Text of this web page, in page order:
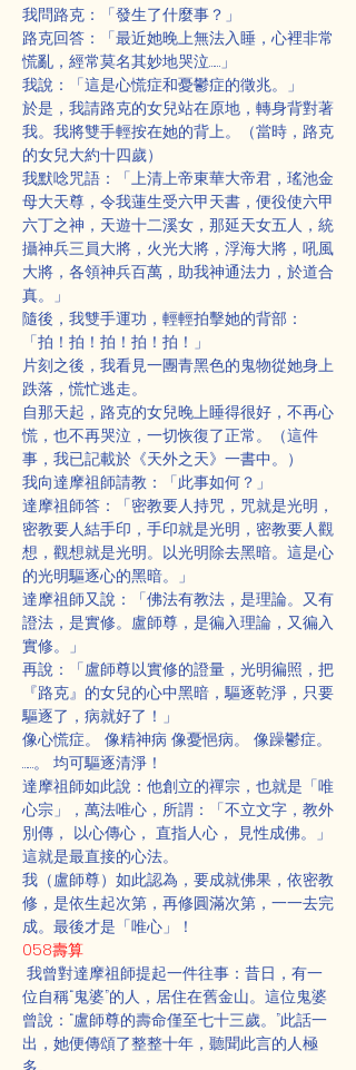
我問路克：「發生了什麼事？」
路克回答：「最近她晚上無法入睡，心裡非常
慌亂，經常莫名其妙地哭泣……」
我說：「這是心慌症和憂鬱症的徵兆。」
於是，我請路克的女兒站在原地，轉身背對著
我。我將雙手輕按在她的背上。（當時，路克
的女兒大約十四歲）
我默唸咒語：「上清上帝東華大帝君，瑤池金
母大天尊，令我蓮生受六甲天書，便役使六甲
六丁之神，天遊十二溪女，那延天女五人，統
攝神兵三員大將，火光大將，浮海大將，吼風
大將，各領神兵百萬，助我神通法力，於道合
真。」
隨後，我雙手運功，輕輕拍擊她的背部：
「拍！拍！拍！拍！拍！」
片刻之後，我看見一團青黑色的鬼物從她身上
跌落，慌忙逃走。
自那天起，路克的女兒晚上睡得很好，不再心
慌，也不再哭泣，一切恢復了正常。（這件
事，我已記載於《天外之天》一書中。）
我向達摩祖師請教：「此事如何？」
達摩祖師答：「密教要人持咒，咒就是光明，
密教要人結手印，手印就是光明，密教要人觀
想，觀想就是光明。以光明除去黑暗。這是心
的光明驅逐心的黑暗。」
達摩祖師又說：「佛法有教法，是理論。又有
證法，是實修。盧師尊，是徧入理論，又徧入
實修。」
再說：「盧師尊以實修的證量，光明徧照，把
『路克』的女兒的心中黑暗，驅逐乾淨，只要
驅逐了，病就好了！」
像心慌症。 像精神病 像憂悒病。 像躁鬱症。
……。 均可驅逐清淨！
達摩祖師如此說：他創立的禪宗，也就是「唯
心宗」，萬法唯心，所謂：「不立文字，教外
別傳， 以心傳心， 直指人心， 見性成佛。」
這就是最直接的心法。
我（盧師尊）如此認為，要成就佛果，依密教
修，是依生起次第，再修圓滿次第，一一去完
成。最後才是「唯心」！
058壽算
我曾對達摩祖師提起一件往事：昔日，有一
位自稱“鬼婆”的人，居住在舊金山。這位鬼婆
曾說：“盧師尊的壽命僅至七十三歲。”此話一
出，她便傳頌了整整十年，聽聞此言的人極